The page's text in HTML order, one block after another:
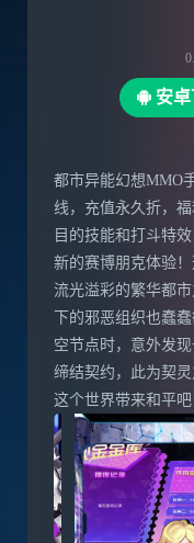
安
都市异能幻想MMO
线，充值永久折，
目的技能和打斗特
新的赛博朋克体验
流光溢彩的繁华都
下的邪恶组织也蠢
空节点时，意外发
缔结契约，此为契
这个世界带来和平吧